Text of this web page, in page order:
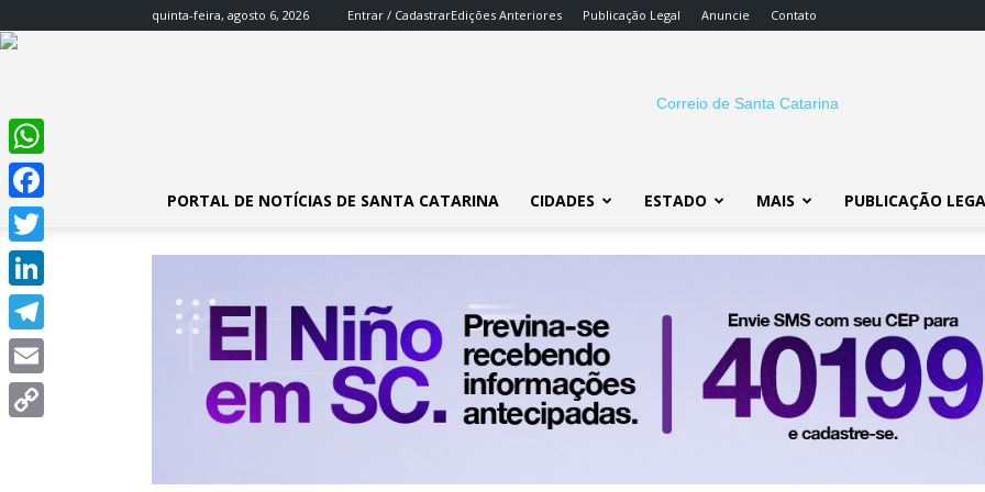
quinta-feira, agosto 6, 2026 Entrar / CadastrarEdições Anteriores Publicação Legal Anuncie Contato
SC
PORTAL DE NOTÍCIAS DE SANTA CATARINA CIDADES ESTADO MAIS PUBLICAÇÃO
WhatsApp
Facebook
Twitter
LinkedIn
Telegram
Email